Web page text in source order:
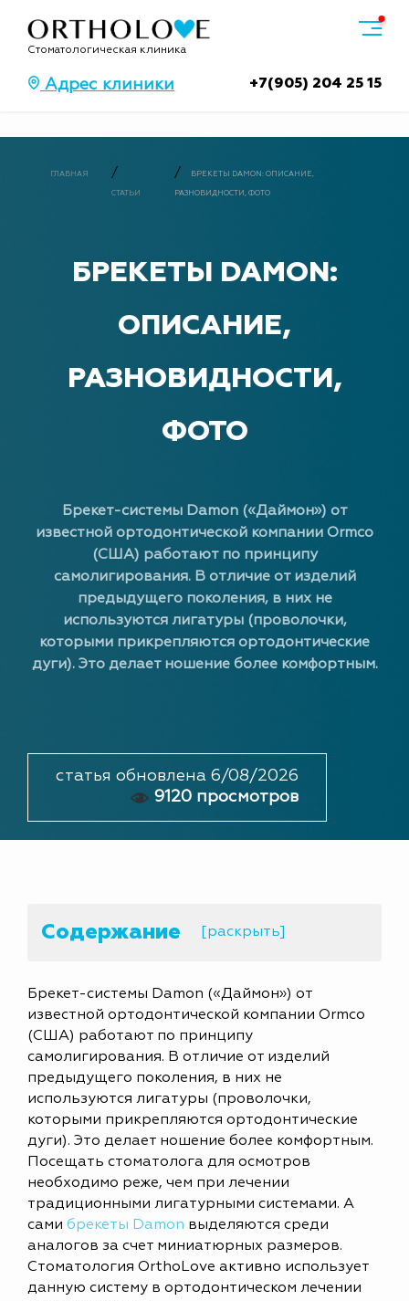
Стоматологическая клиника
Адрес клиники +7(905) 204 25 15
ГЛАВНАЯ
СТАТЬИ
БРЕКЕТЫ DAMON: ОПИСАНИЕ,
РАЗНОВИДНОСТИ, ФОТО
БРЕКЕТЫ DAMON:
ОПИСАНИЕ,
РАЗНОВИДНОСТИ,
ФОТО
Брекет-системы Damon («Даймон») от
известной ортодонтической компании Ormco
(США) работают по принципу
самолигирования. В отличие от изделий
предыдущего поколения, в них не
используются лигатуры (проволочки,
которыми прикрепляются ортодонтические
дуги). Это делает ношение более комфортным.
статья обновлена 6/08/2026
9120 просмотров
Содержание [раскрыть]
Брекет-системы Damon («Даймон») от
известной ортодонтической компании Ormco
(США) работают по принципу
самолигирования. В отличие от изделий
предыдущего поколения, в них не
используются лигатуры (проволочки,
которыми прикрепляются ортодонтические
дуги). Это делает ношение более комфортным.
Посещать стоматолога для осмотров
необходимо реже, чем при лечении
традиционными лигатурными системами. А
сами брекеты Damon выделяются среди
аналогов за счет миниатюрных размеров.
Стоматология OrthoLove активно использует
данную систему в ортодонтическом лечении